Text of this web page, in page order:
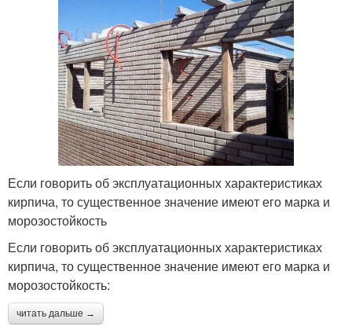
Если говорить об эксплуатационных характеристиках
кирпича, то существенное значение имеют его марка и
морозостойкость
Если говорить об эксплуатационных характеристиках
кирпича, то существенное значение имеют его марка и
морозостойкость:
читать дальше →